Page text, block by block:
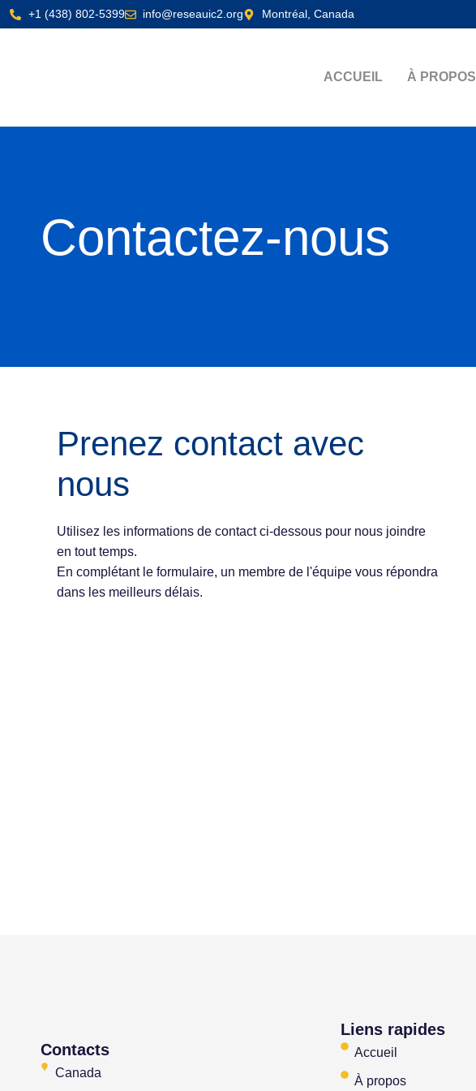
+1 (438) 802-5399 info@reseauic2.org Montréal, Canada
ACCUEIL À PROPOS
Contactez-nous
Prenez contact avec
nous
Utilisez les informations de contact ci-dessous pour nous joindre
en tout temps.
En complétant le formulaire, un membre de l'équipe vous répondra
dans les meilleurs délais.
Contacts
Canada
Liens rapides
Accueil
À propos